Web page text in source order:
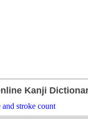
Kanji
and stroke count